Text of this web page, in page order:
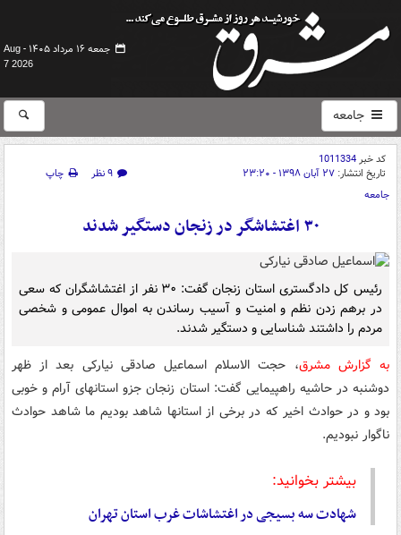
جمعه ۱۶ مرداد ۱۴۰۵ -
Aug
7 2026
جامعه
کد خبر1011334
تاریخ انتشار: ۲۷ آبان ۱۳۹۸ - ۲۳:۲۰ ۹ نظر
چاپ
جامعه
۳۰ اغتشاشگر در زنجان دستگیر شدند
رئیس کل دادگستری استان زنجان گفت: ۳۰ نفر از اغتشاشگران که سعی
در برهم زدن نظم و امنیت و آسیب رساندن به اموال عمومی و شخصی
مردم را داشتند شناسایی و دستگیر شدند.
به گزارش مشرق، حجت الاسلام اسماعیل صادقی نیارکی بعد از ظهر
دوشنبه در حاشیه راهپیمایی گفت: استان زنجان جزو استانهای آرام و خوبی
بود و در حوادث اخیر که در برخی از استانها شاهد بودیم ما شاهد حوادث
ناگوار نبودیم.
بیشتر بخوانید:
شهادت سه بسیجی در اغتشاشات غرب استان تهران